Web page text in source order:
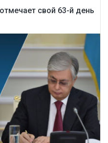
свой 63-й день